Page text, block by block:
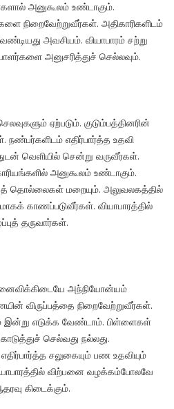
அனுகூலம் உண்டாகும்.
நிறைவேற்றுவீர்கள். அதிகாரிகளிடம்
அவசியம். வியாபாரம் சற்று
அனுசரித்துச் செல்லவும்.
ஏற்படும். குடும்பத்தினரின்
எதிர்பார்த்த உதவி
வெளியில் சென்று வருவீர்கள்.
அனுகூலம் உண்டாகும்.
தொல்லைகள் மறையும். அலுவலகத்தில்
காணப்படுவீர்கள். வியாபாரத்தில்
தருவார்கள்.
அந்நியோன்யம்
விருப்பத்தை நிறைவேற்றுவீர்கள்.
இன்று எடுக்க வேண்டாம். பிள்ளைகள்
செல்வது நல்லது.
சலுகையும் பண உதவியும்
விற்பனை வழக்கம்போலவே
கிடைக்கும்.